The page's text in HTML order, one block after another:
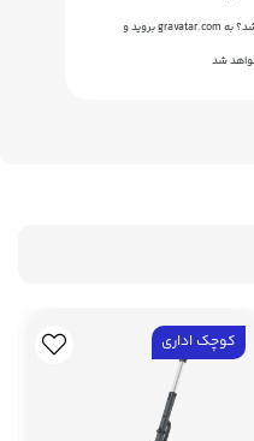
به gravatar.comبروید و
شد
کوچک اداری